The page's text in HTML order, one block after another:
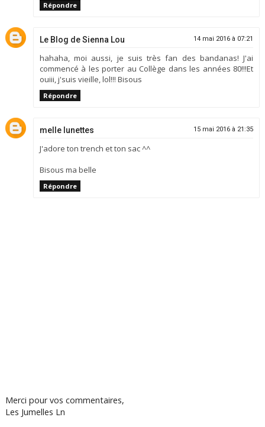
Répondre
Le Blog de Sienna Lou 14 mai 2016 à 07:21
hahaha, moi aussi, je suis très fan des bandanas! J'ai
commencé à les porter au Collège dans les années 80!!!Et
ouiii, j'suis vieille, lol!!! Bisous
Répondre
melle lunettes 15 mai 2016 à 21:35
J'adore ton trench et ton sac ^^
Bisous ma belle
Répondre
Merci pour vos commentaires,
Les Jumelles Ln